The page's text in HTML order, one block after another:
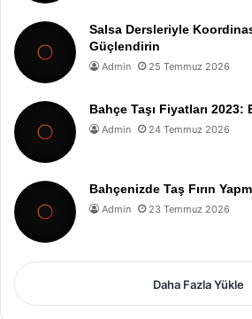
Salsa Dersleriyle
Güçlendirin
Admin 25 Temmuz 2026
Bahçe Taşı Fiyatları
Admin 24 Temmuz 2026
Bahçenizde Taş Fırın
Admin 23 Temmuz 2026
Daha Fazla Yükle